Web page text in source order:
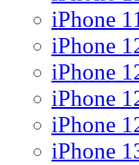
iPhone
iPhone
iPhone
iPhone
iPhone
iPhone